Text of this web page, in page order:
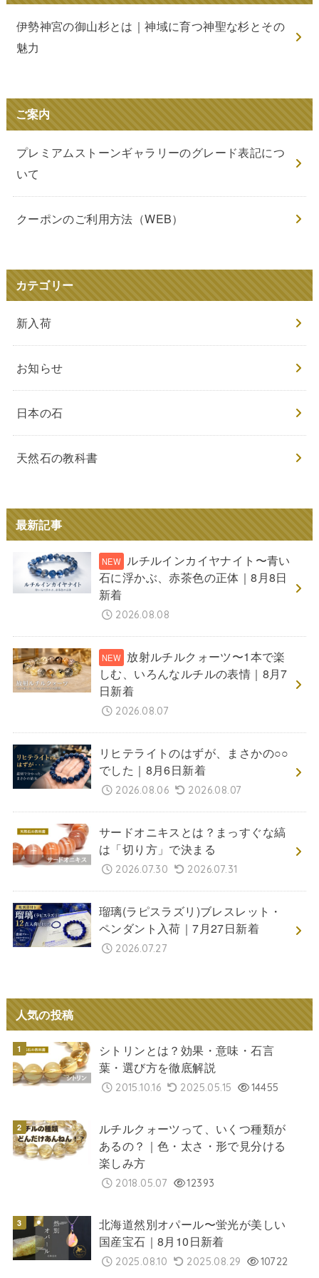
伊勢神宮の御山杉とは｜神域に育つ神聖な杉とその
魅力
ご案内
プレミアムストーンギャラリーのグレード表記につ
いて
クーポンのご利用方法（WEB）
カテゴリー
新入荷
お知らせ
日本の石
天然石の教科書
最新記事
ルチルインカイヤナイト〜青い
石に浮かぶ、赤茶色の正体｜8月8日
新着
2026.08.08
放射ルチルクォーツ〜1本で楽
しむ、いろんなルチルの表情｜8月7
日新着
2026.08.07
リヒテライトのはずが、まさかの○○
でした｜8月6日新着
2026.08.06 2026.08.07
サードオニキスとは？まっすぐな縞
は「切り方」で決まる
2026.07.30 2026.07.31
瑠璃(ラピスラズリ)ブレスレット・
ペンダント入荷｜7月27日新着
2026.07.27
人気の投稿
シトリンとは？効果・意味・石言
葉・選び方を徹底解説
2015.10.16 2025.05.15 14455
ルチルクォーツって、いくつ種類が
あるの？｜色・太さ・形で見分ける
楽しみ方
2018.05.07 12393
北海道然別オパール〜蛍光が美しい
国産宝石｜8月10日新着
2025.08.10 2025.08.29 10722